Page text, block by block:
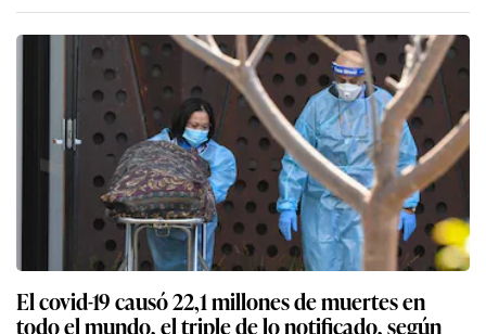
El covid-19 causó 22,1 millones de muertes en
todo el mundo, el triple de lo notificado, según